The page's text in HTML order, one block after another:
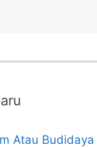
Atau Budidaya